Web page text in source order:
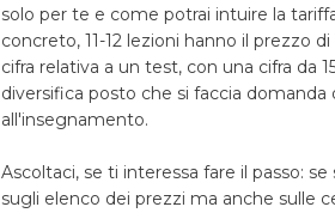
solo per te e come potrai intuire la
concreto, 11-12 lezioni hanno il prezzo
cifra relativa a un test, con una cifra da
diversifica posto che si faccia
all'insegnamento.
Ascoltaci, se ti interessa fare il passo:
sugli elenco dei prezzi ma anche sulle